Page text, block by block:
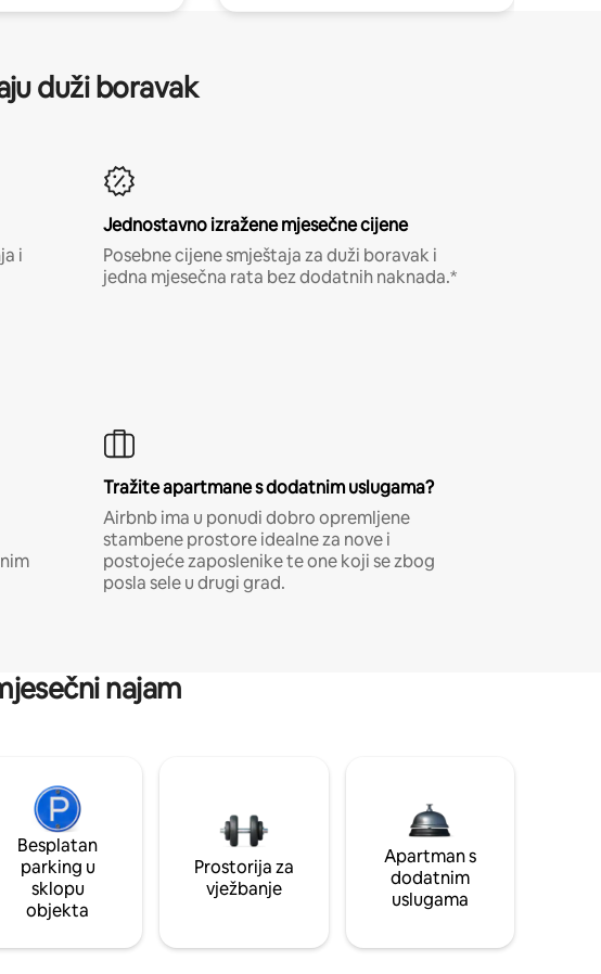
duži boravak
i
Jednostavno izražene mjesečne cijene
Posebne cijene smještaja za duži boravak i
jedna mjesečna rata bez dodatnih naknada.*
Tražite apartmane s dodatnim uslugama?
Airbnb ima u ponudi dobro opremljene
stambene prostore idealne za nove i
postojeće zaposlenike te one koji se zbog
posla sele u drugi grad.
najam
Besplatan
parking u
sklopu
objekta
Prostorija za
vježbanje
Apartman s
dodatnim
uslugama